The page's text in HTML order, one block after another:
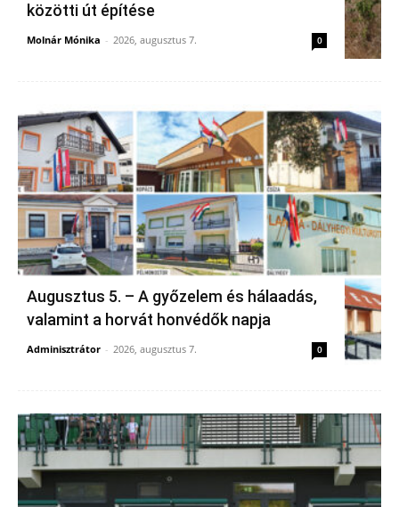
közötti út építése
Molnár Mónika - 2026, augusztus 7. 0
Augusztus 5. – A győzelem és hálaadás,
valamint a horvát honvédők napja
Adminisztrátor - 2026, augusztus 7. 0